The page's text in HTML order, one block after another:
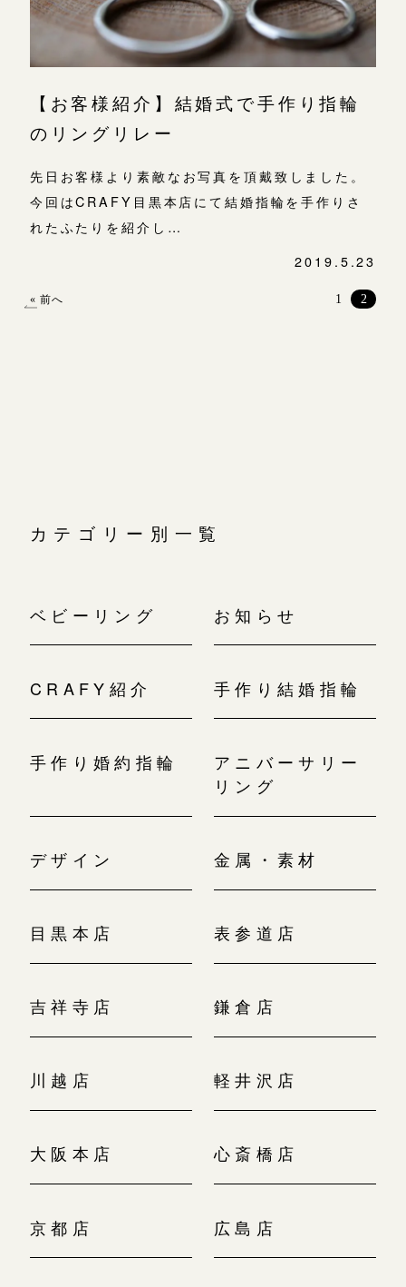
【お客様紹介】結婚式で手作り指輪
のリングリレー
先日お客様より素敵なお写真を頂戴致しました。
今回はCRAFY目黒本店にて結婚指輪を手作りさ
れたふたりを紹介し…
2019.5.23
稿
« 前へ 1 2
カテゴリー別一覧
ベビーリング お知らせ
CRAFY紹介 手作り結婚指輪
手作り婚約指輪
アニバーサリー
リング
デザイン 金属・素材
目黒本店 表参道店
吉祥寺店 鎌倉店
川越店 軽井沢店
大阪本店 心斎橋店
京都店 広島店